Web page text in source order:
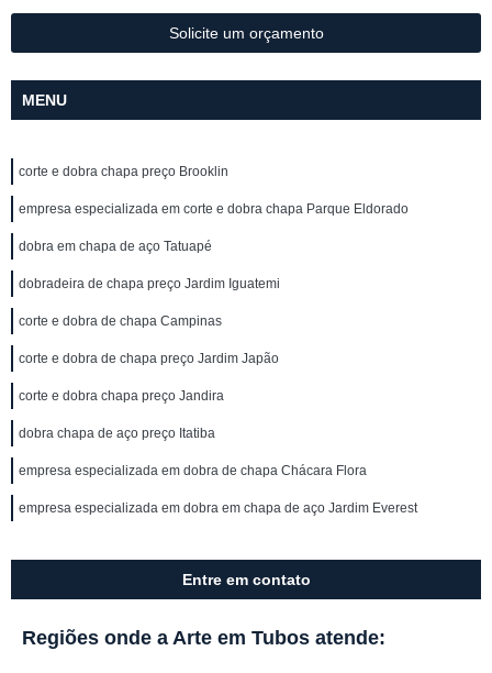
Solicite um orçamento
MENU
corte e dobra chapa preço Brooklin
empresa especializada em corte e dobra chapa Parque Eldorado
dobra em chapa de aço Tatuapé
dobradeira de chapa preço Jardim Iguatemi
corte e dobra de chapa Campinas
corte e dobra de chapa preço Jardim Japão
corte e dobra chapa preço Jandira
dobra chapa de aço preço Itatiba
empresa especializada em dobra de chapa Chácara Flora
empresa especializada em dobra em chapa de aço Jardim Everest
Entre em contato
Regiões onde a Arte em Tubos atende: